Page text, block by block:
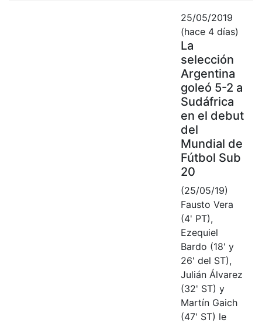
25/05/2019
(hace 4 días)
La
selección
Argentina
goleó 5-2 a
Sudáfrica
en el debut
del
Mundial de
Fútbol Sub
20
(25/05/19)
Fausto Vera
(4' PT),
Ezequiel
Bardo (18' y
26' del ST),
Julián Álvarez
(32' ST) y
Martín Gaich
(47' ST) le